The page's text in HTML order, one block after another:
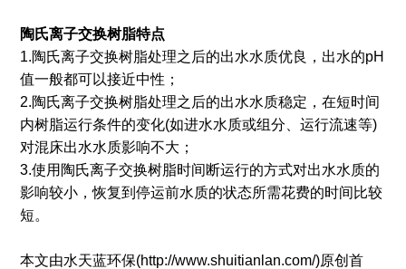
陶氏离子交换树脂特点
1.陶氏离子交换树脂处理之后的出水水质优良，出水的pH
值一般都可以接近中性；
2.陶氏离子交换树脂处理之后的出水水质稳定，在短时间
内树脂运行条件的变化(如进水水质或组分、运行流速等)
对混床出水水质影响不大；
3.使用陶氏离子交换树脂时间断运行的方式对出水水质的
影响较小，恢复到停运前水质的状态所需花费的时间比较
短。
本文由水天蓝环保(http://www.shuitianlan.com/)原创首